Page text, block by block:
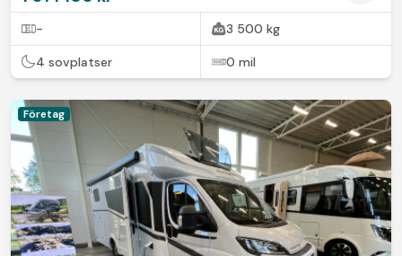
- 3 500 kg
4 sovplatser 0 mil
Företag